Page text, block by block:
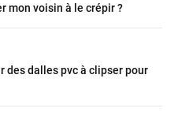
mon voisin à le crépir ?
des dalles pvc à clipser pour